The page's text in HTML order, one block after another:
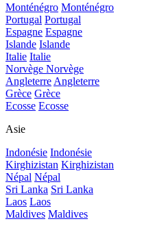
Monténégro Monténégro
Portugal Portugal
Espagne Espagne
Islande Islande
Italie Italie
Norvège Norvège
Angleterre Angleterre
Grèce Grèce
Ecosse Ecosse
Asie
Indonésie Indonésie
Kirghizistan Kirghizistan
Népal Népal
Sri Lanka Sri Lanka
Laos Laos
Maldives Maldives